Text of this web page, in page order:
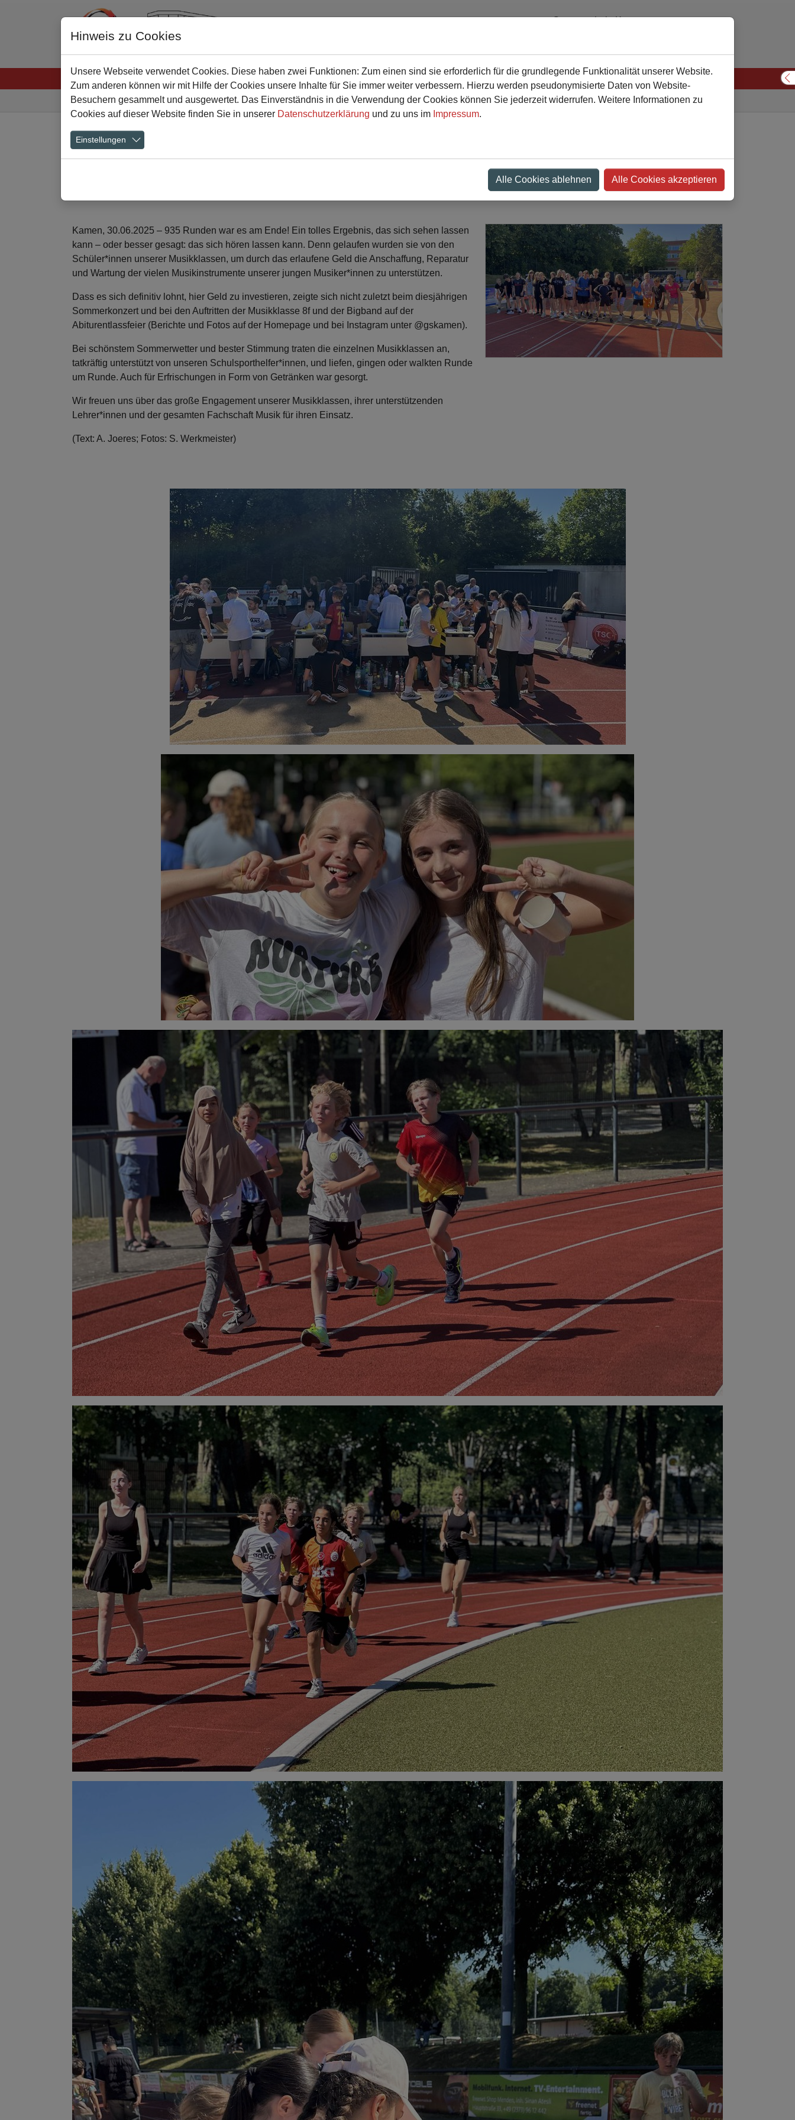
Zum Hauptinhalt springen
Gesamtschule Kamen
Sie sind hier: Gesamtschule Aktuelles Artikel-Detailansicht
Erfolgreicher Sponsorenlauf der Musikklassen
Kamen, 30.06.2025 – 935 Runden war es am Ende! Ein tolles Ergebnis, das sich sehen lassen
kann – oder besser gesagt: das sich hören lassen kann. Denn gelaufen wurden sie von den
Schüler*innen unserer Musikklassen, um durch das erlaufene Geld die Anschaffung, Reparatur
und Wartung der vielen Musikinstrumente unserer jungen Musiker*innen zu unterstützen.
Dass es sich definitiv lohnt, hier Geld zu investieren, zeigte sich nicht zuletzt beim diesjährigen
Sommerkonzert und bei den Auftritten der Musikklasse 8f und der Bigband auf der
Abiturentlassfeier (Berichte und Fotos auf der Homepage und bei Instagram unter @gskamen).
Bei schönstem Sommerwetter und bester Stimmung traten die einzelnen Musikklassen an,
tatkräftig unterstützt von unseren Schulsporthelfer*innen, und liefen, gingen oder walkten Runde
um Runde. Auch für Erfrischungen in Form von Getränken war gesorgt.
Wir freuen uns über das große Engagement unserer Musikklassen, ihrer unterstützenden
Lehrer*innen und der gesamten Fachschaft Musik für ihren Einsatz.
(Text: A. Joeres; Fotos: S. Werkmeister)
Hinweis zu Cookies
Unsere Webseite verwendet Cookies. Diese haben zwei Funktionen: Zum einen sind sie erforderlich für die grundlegende Funktionalität unserer Website.
Zum anderen können wir mit Hilfe der Cookies unsere Inhalte für Sie immer weiter verbessern. Hierzu werden pseudonymisierte Daten von Website-
Besuchern gesammelt und ausgewertet. Das Einverständnis in die Verwendung der Cookies können Sie jederzeit widerrufen. Weitere Informationen zu
Cookies auf dieser Website finden Sie in unserer Datenschutzerklärung und zu uns im Impressum.
Einstellungen
Alle Cookies ablehnen Alle Cookies akzeptieren